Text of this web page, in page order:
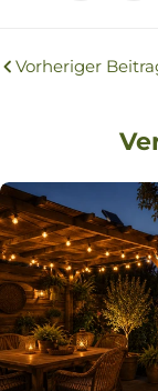
Vorheriger